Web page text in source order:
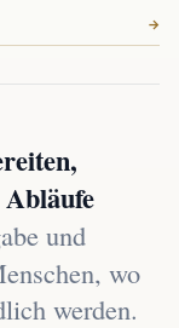
und
wo
werden.